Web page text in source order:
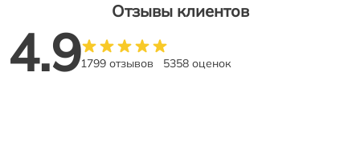
Отзывы клиентов
4.91799 отзывов 5358 оценок